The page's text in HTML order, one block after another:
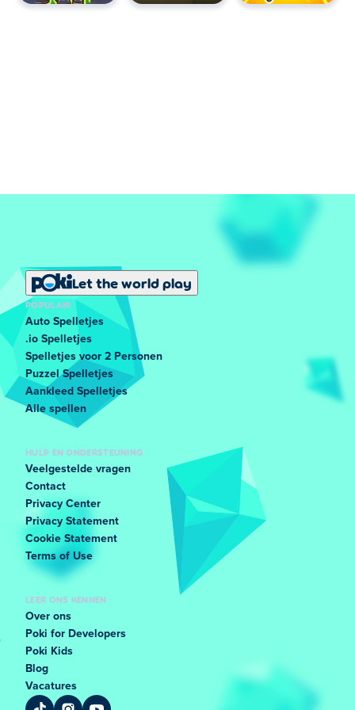
Hoe kan ik Cow Bay gratis spelen?
Let the world play
POPULAIR
Auto Spelletjes
.io Spelletjes
Spelletjes voor 2 Personen
Puzzel Spelletjes
Aankleed Spelletjes
Alle spellen
HULP EN ONDERSTEUNING
Veelgestelde vragen
Contact
Privacy Center
Privacy Statement
Cookie Statement
Terms of Use
LEER ONS KENNEN
Over ons
Poki for Developers
Poki Kids
Blog
Vacatures